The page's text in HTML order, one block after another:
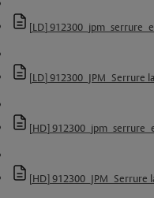
[LD]
[LD] 912300_JPM_Serrure
[HD]
[HD] 912300_JPM_Serrure